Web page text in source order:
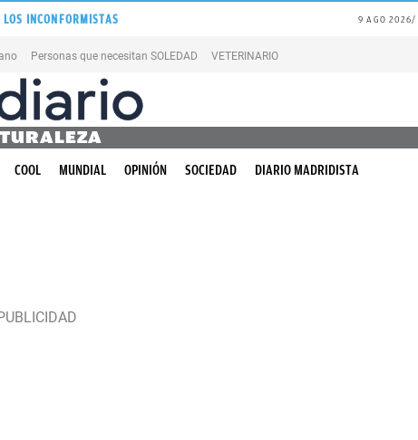
INCONFORMISTAS 9 AGO 2026
Personas que necesitan SOLEDAD VETERINARIO gatos
COOL MUNDIAL OPINIÓN SOCIEDAD DIARIO MADRIDISTA